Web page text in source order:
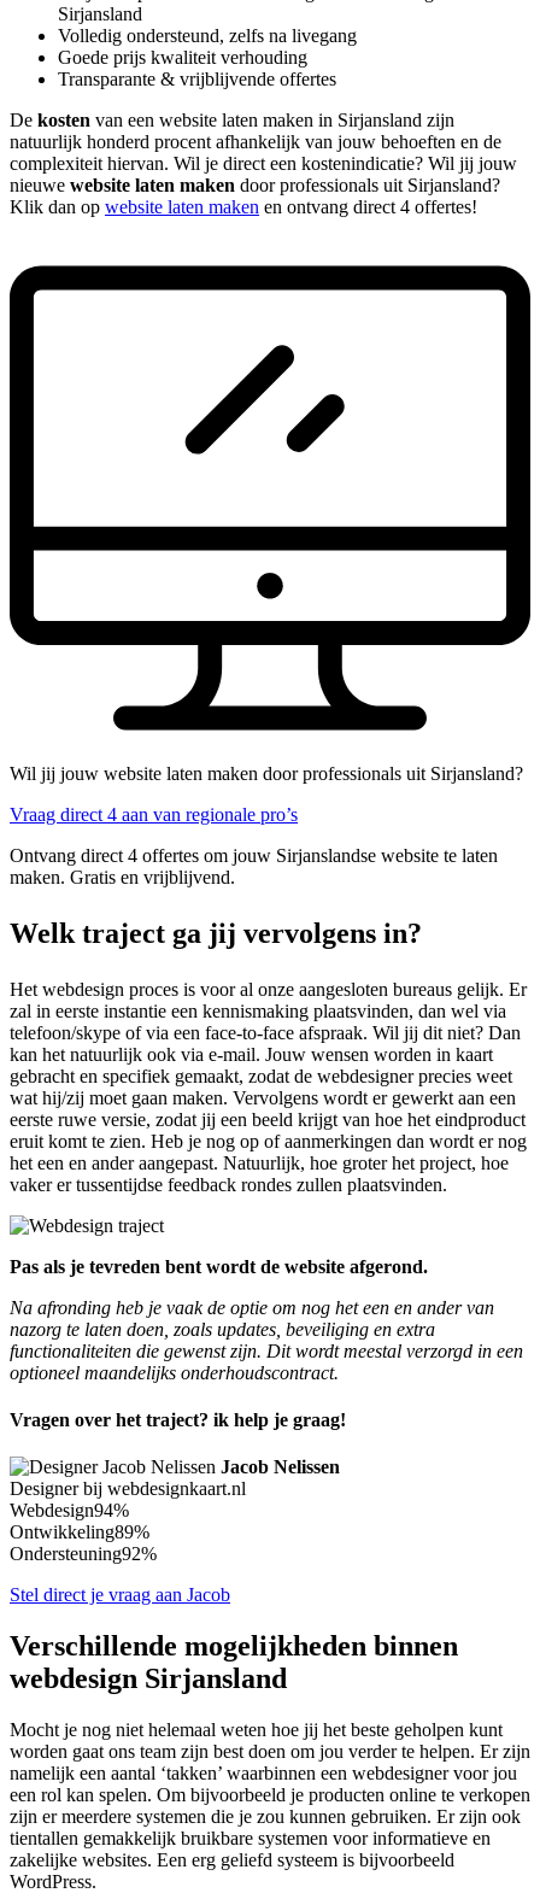
Sirjansland
Volledig ondersteund, zelfs na livegang
Goede prijs kwaliteit verhouding
Transparante & vrijblijvende offertes
De kosten van een website laten maken in Sirjansland zijn
natuurlijk honderd procent afhankelijk van jouw behoeften en de
complexiteit hiervan. Wil je direct een kostenindicatie? Wil jij jouw
nieuwe website laten maken door professionals uit Sirjansland?
Klik dan op website laten maken en ontvang direct 4 offertes!
Wil jij jouw website laten maken door professionals uit Sirjansland?
Vraag direct 4 aan van regionale pro’s
Ontvang direct 4 offertes om jouw Sirjanslandse website te laten
maken. Gratis en vrijblijvend.
Welk traject ga jij vervolgens in?
Het webdesign proces is voor al onze aangesloten bureaus gelijk. Er
zal in eerste instantie een kennismaking plaatsvinden, dan wel via
telefoon/skype of via een face-to-face afspraak. Wil jij dit niet? Dan
kan het natuurlijk ook via e-mail. Jouw wensen worden in kaart
gebracht en specifiek gemaakt, zodat de webdesigner precies weet
wat hij/zij moet gaan maken. Vervolgens wordt er gewerkt aan een
eerste ruwe versie, zodat jij een beeld krijgt van hoe het eindproduct
eruit komt te zien. Heb je nog op of aanmerkingen dan wordt er nog
het een en ander aangepast. Natuurlijk, hoe groter het project, hoe
vaker er tussentijdse feedback rondes zullen plaatsvinden.
Pas als je tevreden bent wordt de website afgerond.
Na afronding heb je vaak de optie om nog het een en ander van
nazorg te laten doen, zoals updates, beveiliging en extra
functionaliteiten die gewenst zijn. Dit wordt meestal verzorgd in een
optioneel maandelijks onderhoudscontract.
Vragen over het traject? ik help je graag!
Jacob Nelissen
Designer bij webdesignkaart.nl
Webdesign94%
Ontwikkeling89%
Ondersteuning92%
Stel direct je vraag aan Jacob
Verschillende mogelijkheden binnen
webdesign Sirjansland
Mocht je nog niet helemaal weten hoe jij het beste geholpen kunt
worden gaat ons team zijn best doen om jou verder te helpen. Er zijn
namelijk een aantal ‘takken’ waarbinnen een webdesigner voor jou
een rol kan spelen. Om bijvoorbeeld je producten online te verkopen
zijn er meerdere systemen die je zou kunnen gebruiken. Er zijn ook
tientallen gemakkelijk bruikbare systemen voor informatieve en
zakelijke websites. Een erg geliefd systeem is bijvoorbeeld
WordPress.